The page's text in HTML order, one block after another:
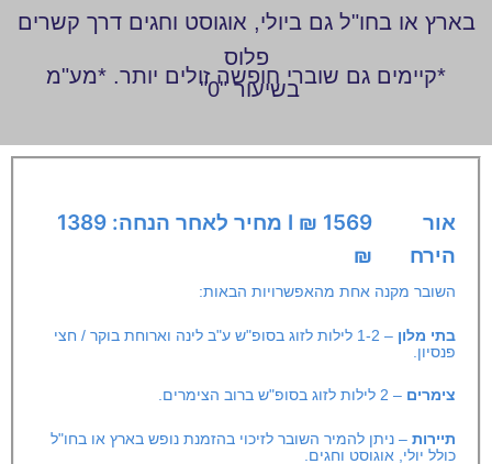
בארץ או בחו"ל גם ביולי, אוגוסט וחגים דרך קשרים
פלוס
*קיימים גם שוברי חופשה זולים יותר. *מע"מ
בשיעור "0"
אור
הירח
1569 ₪ I מחיר לאחר הנחה: 1389
₪
השובר מקנה אחת מהאפשרויות הבאות:
בתי מלון
– 1-2 לילות לזוג בסופ"ש ע"ב לינה וארוחת בוקר / חצי
פנסיון.
צימרים– 2 לילות לזוג בסופ"ש ברוב הצימרים.
תיירות– ניתן להמיר השובר לזיכוי בהזמנת נופש בארץ או בחו"ל
כולל יולי, אוגוסט וחגים.